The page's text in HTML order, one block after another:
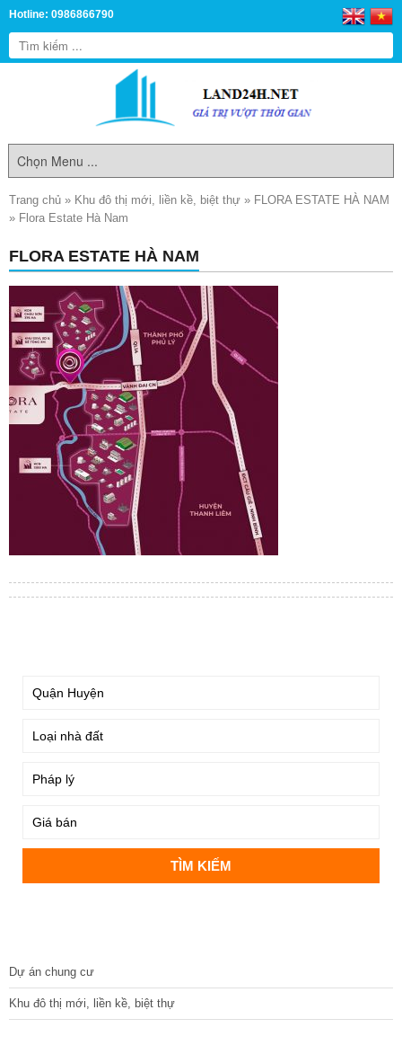
Hotline: 0986866790
Trang chủ » Khu đô thị mới, liền kề, biệt thự » FLORA ESTATE HÀ NAM
» Flora Estate Hà Nam
FLORA ESTATE HÀ NAM
Dự án chung cư
Khu đô thị mới, liền kề, biệt thự